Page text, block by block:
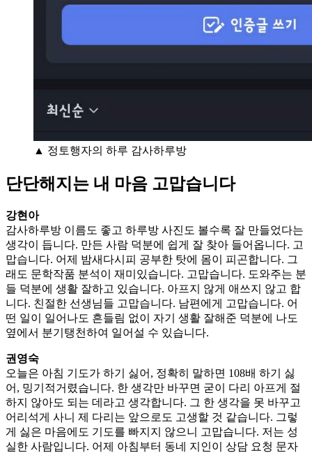
▲ 정토행자의 하루 감사하루방
단단해지는 내 마음 고맙습니다
강현아
감사하루방 이름도 좋고 하루방 사진도 볼수록 잘 만들었다는
생각이 듭니다. 만든 사람 덕분에 쉽게 잘 찾아 들어옵니다. 고
맙습니다. 어제 밤새다시피 공부한 탓에 몸이 피곤합니다. 그
래도 문학작품 분석이 재미있습니다. 고맙습니다. 도와주는 분
들 덕분에 생활 잘하고 있습니다. 아프지 않게 애쓰지 않고 합
니다. 친절한 선생님들 고맙습니다. 남편에게 고맙습니다. 어
떤 일이 일어나도 흔들림 없이 자기 생활 잘해준 덕분에 나도
옆에서 분기탱천하여 일어설 수 있습니다.
권영숙
오늘은 아침 기도가 하기 싫어, 정확히 말하면 108배 하기 싫
어, 밍기적거렸습니다. 한 생각만 바꾸면 굳이 다리 아프게 절
하지 않아도 되는 데라고 생각합니다. 그 한 생각을 못 바꾸고
어리석게 사니 제 다리는 앞으로도 고생할 것 같습니다. 그렇
게 싫은 마음에도 기도를 빠지지 않으니 고맙습니다. 저는 성
실한 사람입니다. 어제 아침부터 동네 지인이 상담 요청 문자